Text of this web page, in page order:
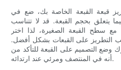
قبعة القبعة الخاصة بك، ضع في
يتعلق بحجم القبعة. قد لا تتناسب
سطح القبعة الصغيرة، لذا اختر
التطريز على القبعات بشكل أفضل.
وضع التصميم على القبعة للتأكد من
أنه في المنتصف ومرئي عند ارتدائه.